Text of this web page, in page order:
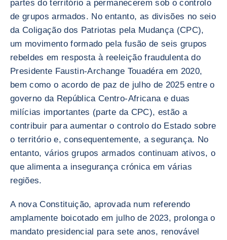
partes do território a permanecerem sob o controlo
de grupos armados. No entanto, as divisões no seio
da Coligação dos Patriotas pela Mudança (CPC),
um movimento formado pela fusão de seis grupos
rebeldes em resposta à reeleição fraudulenta do
Presidente Faustin-Archange Touadéra em 2020,
bem como o acordo de paz de julho de 2025 entre o
governo da República Centro-Africana e duas
milícias importantes (parte da CPC), estão a
contribuir para aumentar o controlo do Estado sobre
o território e, consequentemente, a segurança. No
entanto, vários grupos armados continuam ativos, o
que alimenta a insegurança crónica em várias
regiões.
A nova Constituição, aprovada num referendo
amplamente boicotado em julho de 2023, prolonga o
mandato presidencial para sete anos, renovável